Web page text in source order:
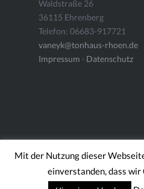
Waldstraße 26
36115 Ehrenberg
Telefon: 06683-917721
vaneyk@tonhaus-rhoen.de
Impressum · Datenschutz
Mit der Nutzung dieser
einverstanden, dass wir